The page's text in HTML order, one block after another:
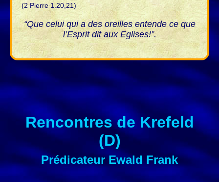
(2 Pierre 1.20,21)
“Que celui qui a des oreilles entende ce que
l’Esprit dit aux Eglises!”.
Rencontres de Krefeld
(D)
Prédicateur Ewald Frank